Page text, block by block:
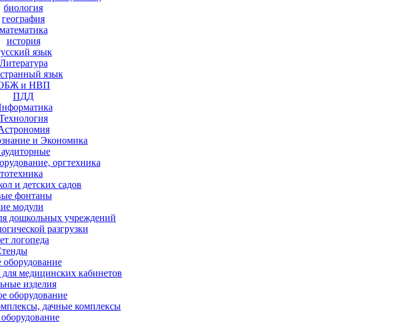
биология
география
математика
история
язык
Литература
язык
и НВП
ПДД
и Экономика
оргтехника
и детских садов
фонтаны
модули
дошкольных учреждений
разгрузки
логопеда
оборудование
медицинских кабинетов
изделия
оборудование
дачные комплексы